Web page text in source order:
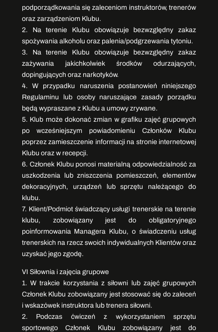
podporządkowania się zaleceniom instruktorów, trenerów
oraz zarządzeniom Klubu.
2. Na terenie Klubu obowiązuje bezwzględny zakaz
spożywania alkoholu oraz palenia/podgrzewania tytoniu.
3. Na terenie Klubu obowiązuje bezwzględny zakaz
zażywania jakichkolwiek środków odurzających,
dopingujących oraz narkotyków.
4. W przypadku naruszenia postanowień niniejszego
Regulaminu lub osoby naruszające zasady porządku
będą wypraszane z Klubu a umowy zrywane.
5. Klub może dokonać zmian w grafiku zajęć grupowych
po wcześniejszym powiadomieniu Członków Klubu
poprzez zamieszczenie informacji na stronie internetowej
Klubu oraz w recepcji.
6. Członek Klubu ponosi materialną odpowiedzialność za
uszkodzenia lub zniszczenia pomieszczeń, elementów
dekoracyjnych, urządzeń lub sprzętu należącego do
klubu.
7. Klient/Podmiot świadczący usługi trenerskie na terenie
klubu, zobowiązany jest do obligatoryjnego
poinformowania Managera Klubu, o świadczeniu usług
trenerskich na rzecz swoich indywidualnych Klientów oraz
uzyskać jego zgodę.
VI Siłownia i zajęcia grupowe
1. W trakcie korzystania z siłowni lub zajęć grupowych
Członek Klubu zobowiązany jest stosować się do zaleceń
i wskazówek instruktora lub trenera siłowni.
2. Podczas ćwiczeń z wykorzystaniem sprzętu
sportowego Członek Klubu zobowiązany jest do